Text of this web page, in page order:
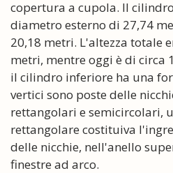
copertura a cupola. Il
diametro esterno di 27,74
20,18 metri. L'altezza totale
metri, mentre oggi è di circa
il cilindro inferiore ha una
vertici sono poste delle
rettangolari e semicircolari,
rettangolare costituiva
delle nicchie, nell'anello
finestre ad arco.